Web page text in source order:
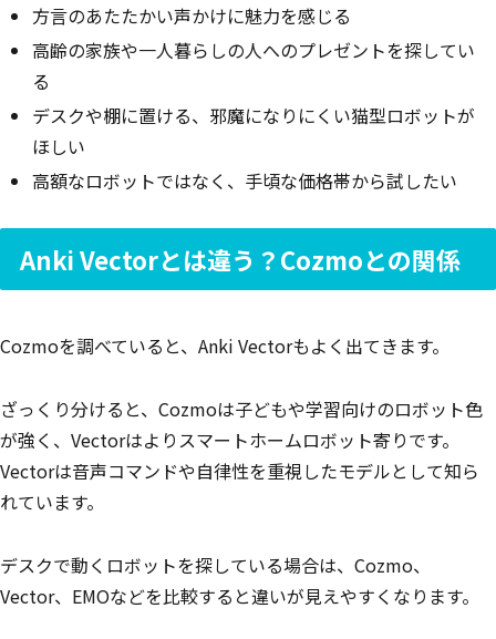
方言のあたたかい声かけに魅力を感じる
高齢の家族や一人暮らしの人へのプレゼントを探してい
る
デスクや棚に置ける、邪魔になりにくい猫型ロボットが
ほしい
高額なロボットではなく、手頃な価格帯から試したい
Anki Vectorとは違う？Cozmoとの関係
Cozmoを調べていると、Anki Vectorもよく出てきます。
ざっくり分けると、Cozmoは子どもや学習向けのロボット色
が強く、Vectorはよりスマートホームロボット寄りです。
Vectorは音声コマンドや自律性を重視したモデルとして知ら
れています。
デスクで動くロボットを探している場合は、Cozmo、
Vector、EMOなどを比較すると違いが見えやすくなります。